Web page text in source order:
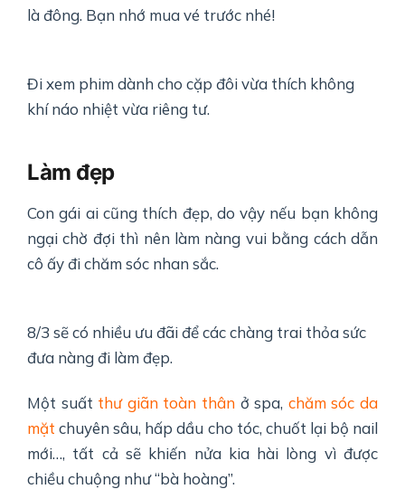
là đông. Bạn nhớ mua vé trước nhé!
Đi xem phim dành cho cặp đôi vừa thích không
khí náo nhiệt vừa riêng tư.
Làm đẹp
Con gái ai cũng thích đẹp, do vậy nếu bạn không
ngại chờ đợi thì nên làm nàng vui bằng cách dẫn
cô ấy đi chăm sóc nhan sắc.
8/3 sẽ có nhiều ưu đãi để các chàng trai thỏa sức
đưa nàng đi làm đẹp.
Một suất thư giãn toàn thân ở spa, chăm sóc da
mặt chuyên sâu, hấp dầu cho tóc, chuốt lại bộ nail
mới…, tất cả sẽ khiến nửa kia hài lòng vì được
chiều chuộng như “bà hoàng”.